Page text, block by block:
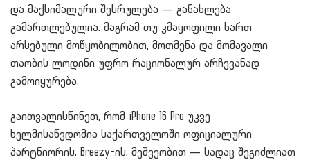
და მაქსიმალური შესრულება — განახლება
გამართლებულია. მაგრამ თუ კმაყოფილი ხართ
არსებული მოწყობილობით, მოთმენა და მომავალი
თაობის ლოდინი უფრო რაციონალურ არჩევანად
გამოიყურება.
გაითვალისწინეთ, რომ iPhone 16 Pro უკვე
ხელმისაწვდომია საქართველოში ოფიციალური
პარტნიორის, Breezy-ის, მეშვეობით — სადაც შეგიძლიათ